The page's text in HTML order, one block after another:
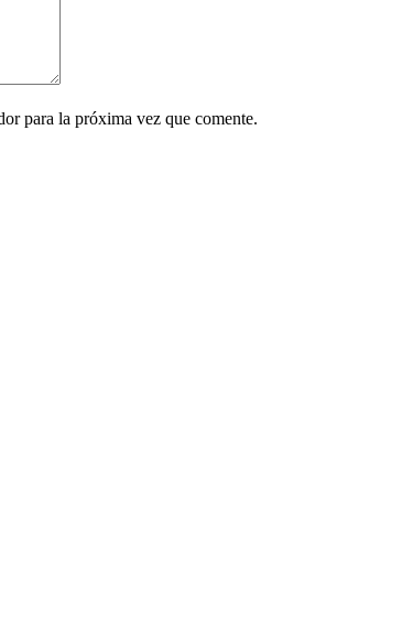
para la próxima vez que comente.